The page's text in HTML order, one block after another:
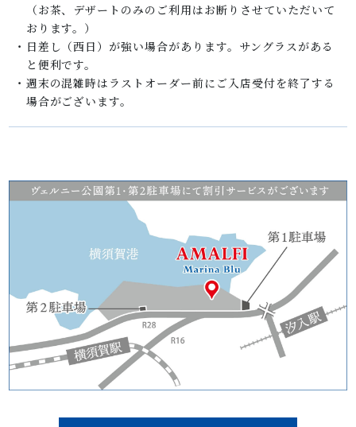
（お茶、デザートのみのご利用はお断りさせていただいて
おります。）
・ 日差し（西日）が強い場合があります。サングラスがある
と便利です。
・ 週末の混雑時はラストオーダー前にご入店受付を終了する
場合がございます。